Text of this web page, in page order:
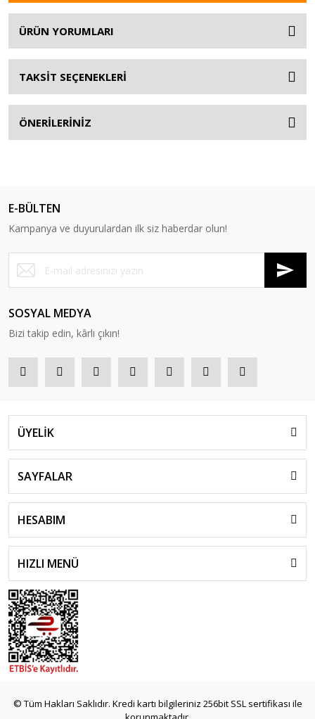
ÜRÜN YORUMLARI
TAKSİT SEÇENEKLERİ
ÖNERİLERİNİZ
E-BÜLTEN
Kampanya ve duyurulardan ilk siz haberdar olun!
SOSYAL MEDYA
Bizi takip edin, kârlı çıkın!
ÜYELİK
SAYFALAR
HESABIM
HIZLI MENÜ
© Tüm Hakları Saklıdır. Kredi kartı bilgileriniz 256bit SSL sertifikası ile